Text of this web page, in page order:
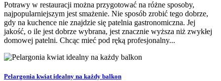
Potrawy w restauracji można przygotować na różne sposoby,
najpopularniejszym jest smażenie. Nie sposób zrobić tego dobrze,
gdy na kuchence nie znajdzie się patelnia gastronomiczna. Jej
jakość, o ile jest dobrze wybrana, jest znacznie wyższa niż zwykłej
domowej patelni. Chcąc mieć pod ręką profesjonalny...
Pelargonia kwiat idealny na każdy balkon